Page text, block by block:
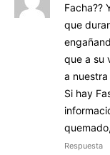
Facha??
que
que a su
a
Si hay
Respuesta